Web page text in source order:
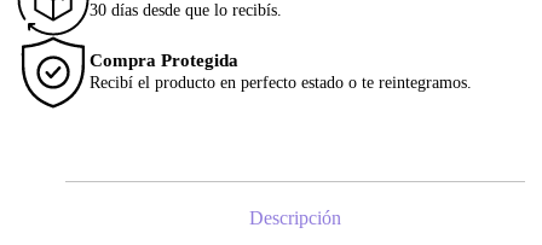
30 días desde que lo recibís.
Compra Protegida
Recibí el producto en perfecto estado o te reintegramos.
Descripción